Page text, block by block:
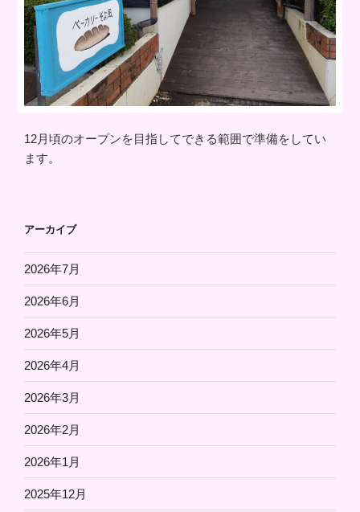
12月頃のオープンを目指してできる範囲で準備をしてい
ます。
アーカイブ
2026年7月
2026年6月
2026年5月
2026年4月
2026年3月
2026年2月
2026年1月
2025年12月